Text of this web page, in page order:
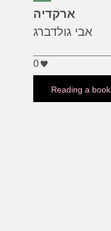
#קנדה
ארקדיה
אבי גולדברג
0
Reading a book